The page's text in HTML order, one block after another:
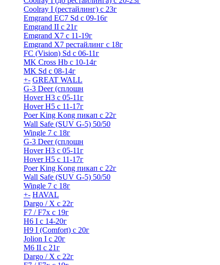
Coolray I (рестайлинг) с 23г
Emgrand EC7 Sd c 09-16г
Emgrand II с 21г
Emgrand X7 c 11-19г
Emgrand X7 рестайлинг c 18г
FC (Vision) Sd c 06-11г
MK Cross Hb с 10-14г
MK Sd с 08-14г
+- GREAT WALL
G-3 Deer (сплошн
Hover H3 с 05-11г
Hover H5 с 11-17г
Poer King Kong пикап с 22г
Wall Safe (SUV G-5) 50/50
Wingle 7 с 18г
G-3 Deer (сплошн
Hover H3 с 05-11г
Hover H5 с 11-17г
Poer King Kong пикап с 22г
Wall Safe (SUV G-5) 50/50
Wingle 7 с 18г
+- HAVAL
Dargo / Х с 22г
F7 / F7x с 19г
H6 I с 14-20г
H9 I (Comfort) с 20г
Jolion I с 20г
M6 II с 21г
Dargo / Х с 22г